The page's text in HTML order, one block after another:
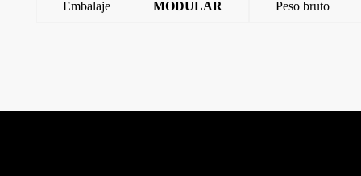
Embalaje MODULAR Peso bruto